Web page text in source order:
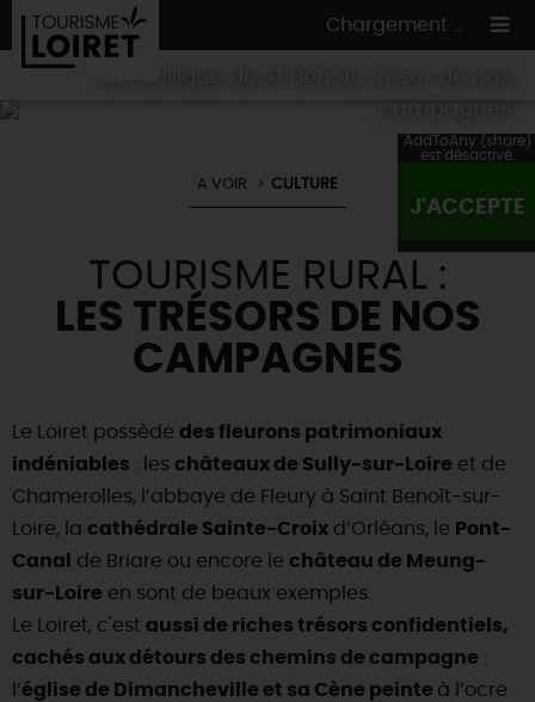
Chargement ...
ON A TESTÉ POUR VOUS
LES INCONTOURNABLESMADE IN LOIRET
HÉBERGEMENTS
INSOLITES
CULTURE
NATURE
TOUTES LES VISITES
EN MODE CIRCUITS& BALADES
EN MODE NATURE & AVENTURE
...ET AUSSI
TOUTES LES ACTIVITÉS
Maîtres
restaurateurs
Nos
marchés
Artistes et Artisans d'Art
Nos spécialités du terroir et
producteurs
Visites
gourmandes
créatives
Vins et
vignobles
Chic,
une aire de pique-nique
Par ici les
guinguettes
Que rapporter du Loiret ?
A NE PASRATER
Téléchargez le Guide de l'été 2026 🤽🌞
Avis de fraicheur ici pour éviter la chaleur 🥵
Des vacances auprès des animaux 🐎
(re)Découvrir les coulisses de la Faïencerie de
Gien !
les parcours Baludik
TOURISME &HANDICAP
INFOS &SERVICES
RÉSERVERMAINTENANT
A VOIR CULTURE
TOURISME RURAL :
LES TRÉSORS DE NOS
CAMPAGNES
Le Loiret possède des fleurons patrimoniaux
indéniables : les châteaux de Sully-sur-Loire et de
Chamerolles, l’abbaye de Fleury à Saint Benoît-sur-
Loire, la cathédrale Sainte-Croix d’Orléans, le Pont-
Canal
de Briare ou encore le château de Meung-
sur-Loire en sont de beaux exemples.
Le Loiret, c'est aussi de riches trésors confidentiels,
cachés aux détours des chemins de campagne :
l’église de Dimancheville et sa Cène peinte à l’ocre
AddToAny (share)
est désactivé.
J'ACCEPTE